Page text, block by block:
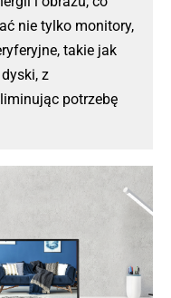
nie tylko monitory,
takie jak
z
potrzebę